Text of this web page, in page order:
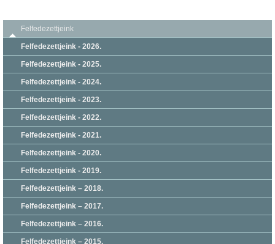
Felfedezettjeink
Felfedezettjeink - 2026.
Felfedezettjeink - 2025.
Felfedezettjeink - 2024.
Felfedezettjeink - 2023.
Felfedezettjeink - 2022.
Felfedezettjeink - 2021.
Felfedezettjeink - 2020.
Felfedezettjeink - 2019.
Felfedezettjeink – 2018.
Felfedezettjeink – 2017.
Felfedezettjeink – 2016.
Felfedezettjeink – 2015.